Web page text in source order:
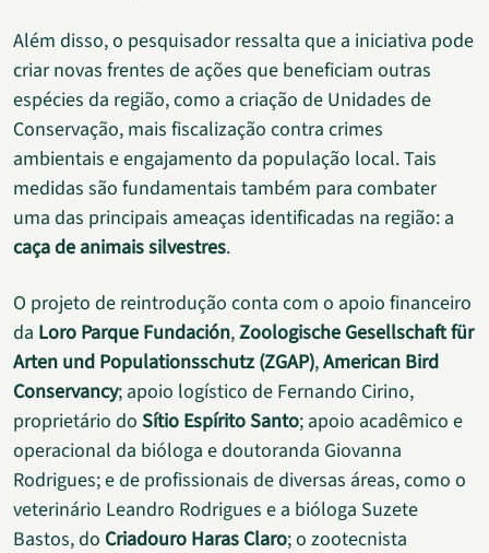
Além disso, o pesquisador ressalta que a iniciativa pode
criar novas frentes de ações que beneficiam outras
espécies da região, como a criação de Unidades de
Conservação, mais fiscalização contra crimes
ambientais e engajamento da população local. Tais
medidas são fundamentais também para combater
uma das principais ameaças identificadas na região: a
caça de animais silvestres.
O projeto de reintrodução conta com o apoio financeiro
da Loro Parque Fundación,Zoologische Gesellschaft für
Arten und Populationsschutz (ZGAP),American Bird
Conservancy; apoio logístico de Fernando Cirino,
proprietário do Sítio Espírito Santo; apoio acadêmico e
operacional da bióloga e doutoranda Giovanna
Rodrigues; e de profissionais de diversas áreas, como o
veterinário Leandro Rodrigues e a bióloga Suzete
Bastos, do Criadouro Haras Claro; o zootecnista